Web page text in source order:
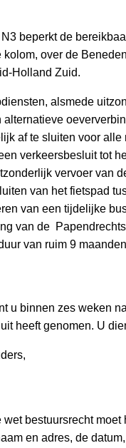
beperkt de
over de
Holland Zuid.
alsmede
af te sluiten voor
verkeersbesluit tot
vervoer van
van het fietspad
van een tijdelijke
van de
van ruim 9
u binnen zes weken
heeft genomen. U
bestuursrecht
en adres, de